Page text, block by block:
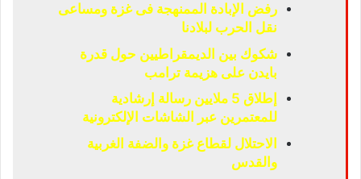
رفض الإبادة الممنهجة فى غزة ومساعى
نقل الحرب لبلادنا
شكوك بين الديمقراطيين حول قدرة
بايدن على هزيمة ترامب
إطلاق 5 ملايين رسالة إرشادية
للمعتمرين عبر الشاشات الإلكترونية
الاحتلال لقطاع غزة والضفة الغربية
والقدس